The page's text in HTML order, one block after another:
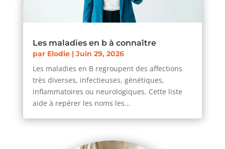
Les maladies en b à connaître
par Elodie| Juin 29, 2026
Les maladies en B regroupent des affections
très diverses, infectieuses, génétiques,
inflammatoires ou neurologiques. Cette liste
aide à repérer les noms les...